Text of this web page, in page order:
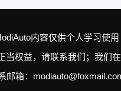
内容仅供个人学习使用
权益，请联系我们；我们
邮箱：